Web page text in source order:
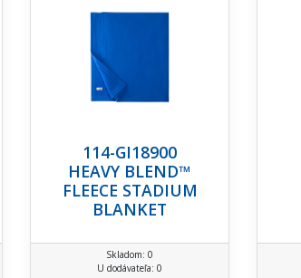
114-GI18900
HEAVY BLEND™
FLEECE STADIUM
BLANKET
Skladom: 0
U dodávateľa: 0